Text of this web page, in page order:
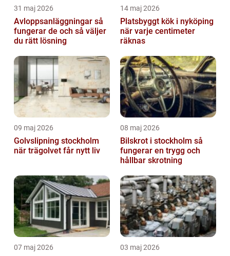
31 maj 2026
Avloppsanläggningar så
fungerar de och så väljer
du rätt lösning
14 maj 2026
Platsbyggt kök i nyköping
när varje centimeter
räknas
09 maj 2026
Golvslipning stockholm
när trägolvet får nytt liv
08 maj 2026
Bilskrot i stockholm så
fungerar en trygg och
hållbar skrotning
07 maj 2026 03 maj 2026